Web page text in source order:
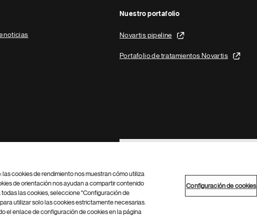
noticias
Nuestro portafolio
Novartis pipeline
Portafolio de tratamientos Novartis
Footer Site Search
Configuración de cookies Mapa del sitio
cookies de rendimiento nos muestran cómo utiliza
de orientación nos ayudan a compartir contenido
las cookies, seleccione "Configuración de
utilizar solo las cookies estrictamente necesarias.
el enlace de configuración de cookies en la página
Configuración de cookies